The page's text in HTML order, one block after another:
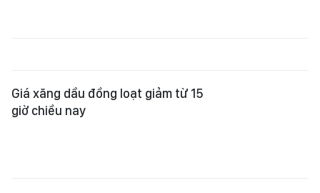
Giá xăng dầu đồng loạt giảm từ 15
giờ chiều nay